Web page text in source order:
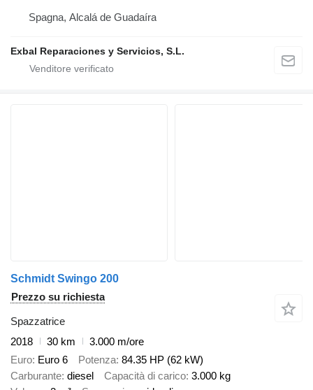
Spagna, Alcalá de Guadaíra
Exbal Reparaciones y Servicios, S.L.
Schmidt Swingo 200
Prezzo su richiesta
Spazzatrice
2018
30 km
3.000 m/ore
Euro Euro 6 Potenza 84.35 HP (62 kW)
Carburante diesel Capacità di carico 3.000 kg